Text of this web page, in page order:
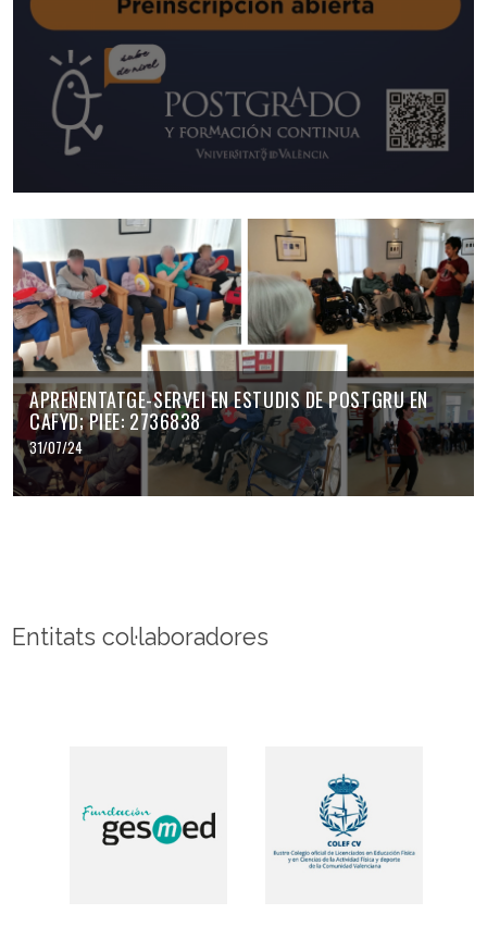
APRENENTATGE-SERVEI EN ESTUDIS DE POSTGRU EN
CAFYD; PIEE: 2736838
31/07/24
Entitats col·laboradores